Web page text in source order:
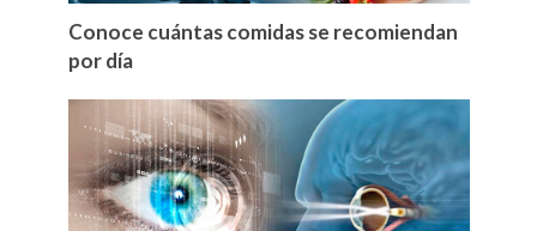
Conoce cuántas comidas se recomiendan
por día